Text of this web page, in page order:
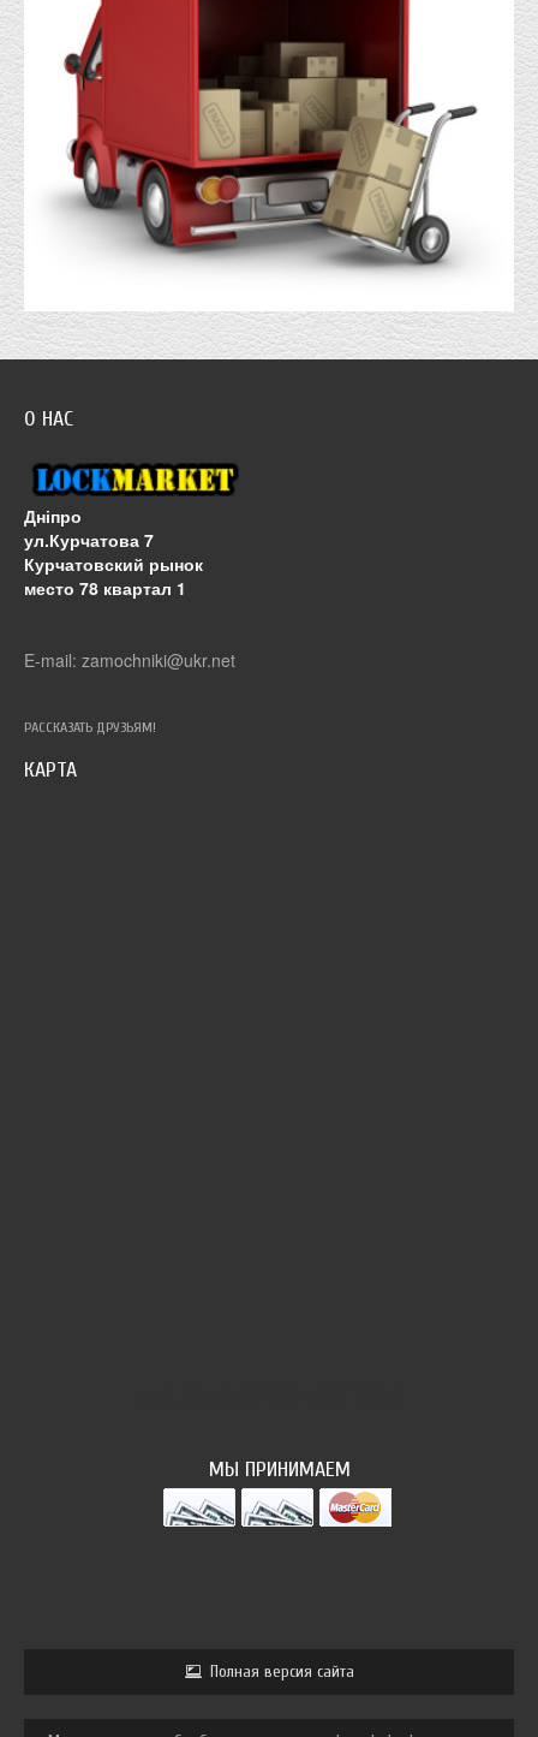
О НАС
Дніпро
ул.Курчатова 7
Курчатовский рынок
место 78 квартал 1
E-mail: zamochniki@ukr.net
РАССКАЗАТЬ ДРУЗЬЯМ!
КАРТА
МЫ ПРИНИМАЕМ
Полная версия сайта